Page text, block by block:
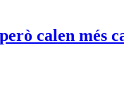
calen més